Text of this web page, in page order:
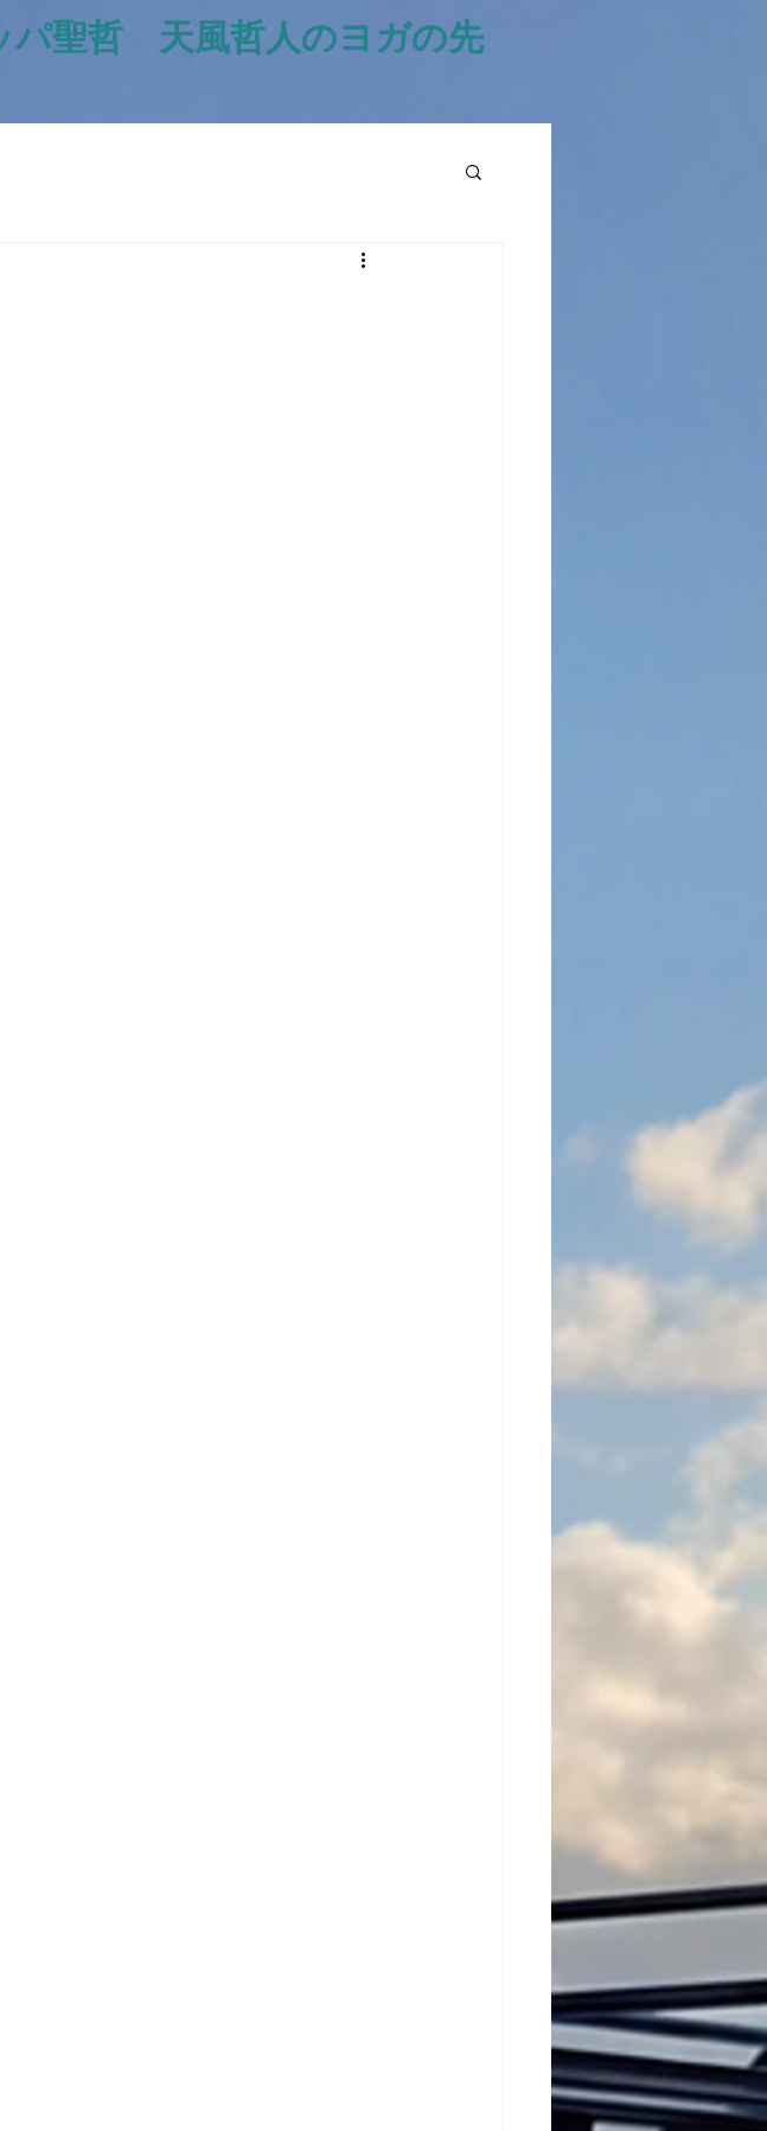
パ聖哲 天風哲人のヨガの先